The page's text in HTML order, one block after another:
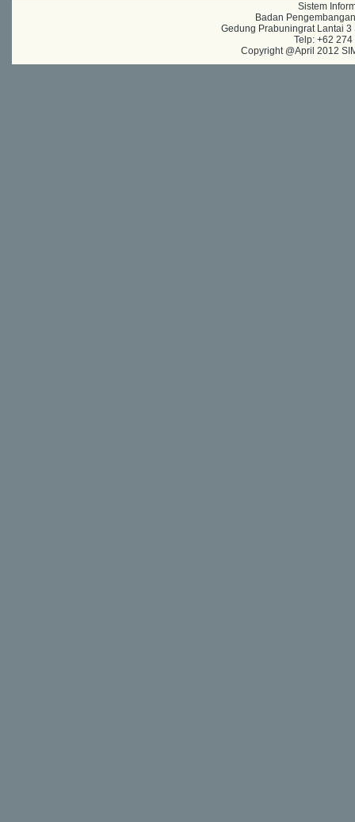
Sistem
Badan
Gedung Prabuningrat Lantai
Telp: +62
Copyright @April 2012